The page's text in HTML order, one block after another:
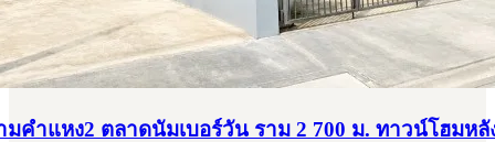
มคำแหง2 ตลาดนัมเบอร์วัน ราม 2 700 ม. ทาวน์โฮมหลั